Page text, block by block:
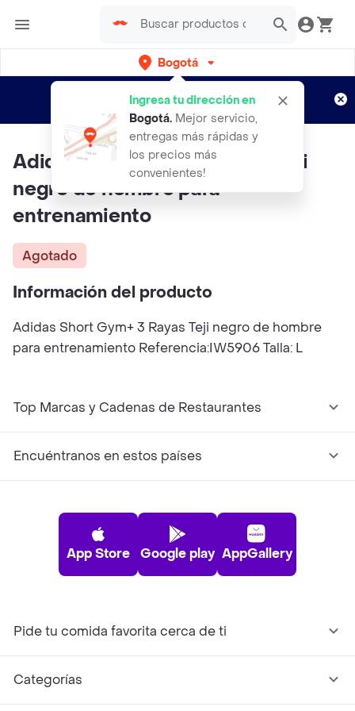
Bogotá
Ingresa tu dirección en
Bogotá. Mejor servicio,
entregas más rápidas y
los precios más
convenientes!
envíos gratis por semanas
Aplican TyC
Adidas Short Gym+ 3 Rayas Teji
negro de hombre para
entrenamiento
Agotado
Información del producto
Adidas Short Gym+ 3 Rayas Teji negro de hombre
para entrenamiento Referencia:IW5906 Talla: L
Top Marcas y Cadenas de Restaurantes
Encuéntranos en estos países
App Store Google play AppGallery
Pide tu comida favorita cerca de ti
Categorías